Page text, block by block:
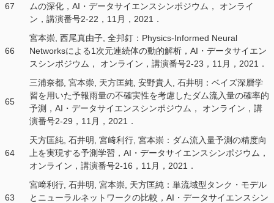
67
ムの深化，AI・データサイエンスシンポジウム， オンライ
ン，講演番号2-22，11月，2021．
66
宮本崇, 西尾真由子, 全邦釘：Physics-Informed Neural
Networksによる1次元連続体の動的解析，AI・データサイエン
スシンポジウム， オンライン，講演番号2-23，11月，2021．
65
三浦奈都, 宮本崇, 天方匡純, 安野貴人, 石井明：ベイズ深層学
習を用いた予報雨量の不確実性を考慮したダム流入量の確率的
予測，AI・データサイエンスシンポジウム， オンライン，講
演番号2-29，11月，2021．
64
天方匡純, 石井明, 宮﨑利行, 宮本崇：ダム流入量予測の精度向
上を実現する予測学習，AI・データサイエンスシンポジウム，
オンライン，講演番号2-16，11月，2021．
63
宮﨑利行, 石井明, 宮本崇, 天方匡純：単流域型タンク・モデル
とニューラルネットワークの比較，AI・データサイエンスシン